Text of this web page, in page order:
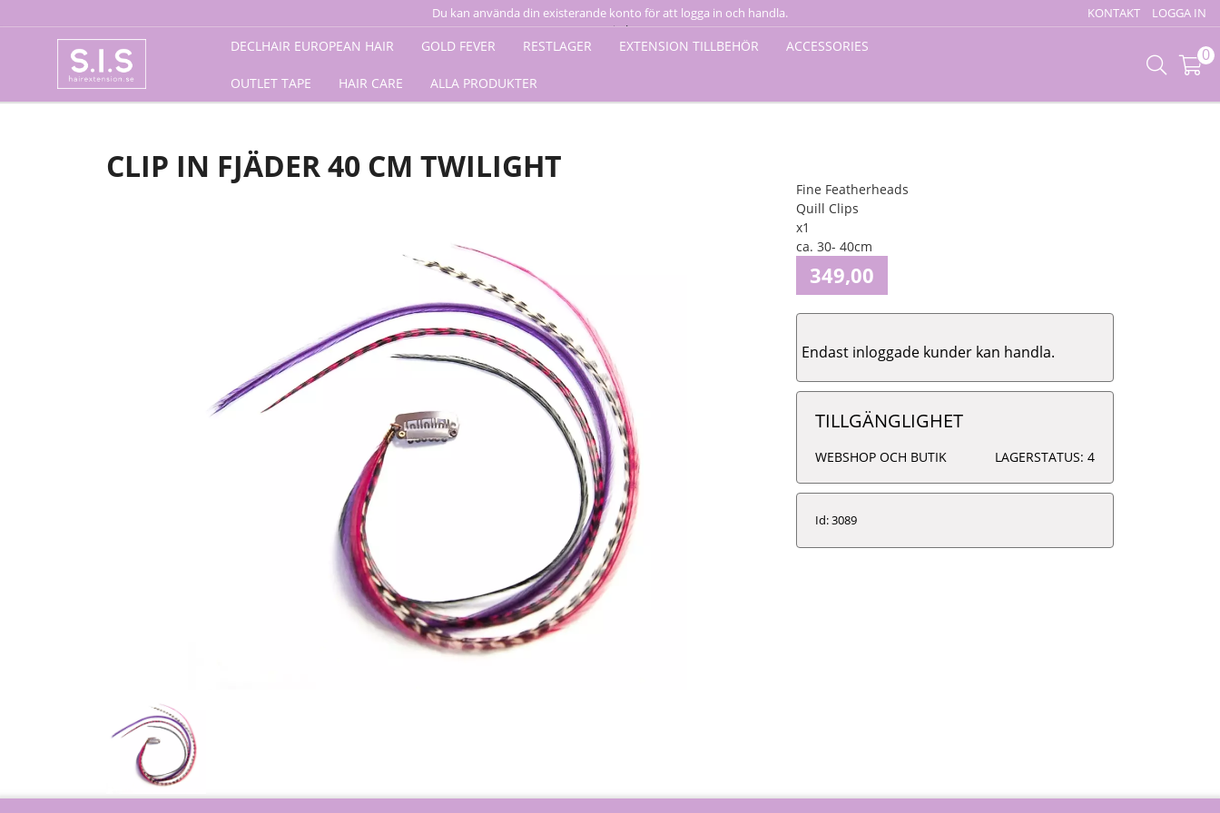
Du kan använda din existerande konto för att logga in och handla.
Logga in här
KONTAKT LOGGA IN
DECLHAIR EUROPEAN HAIR GOLD FEVER RESTLAGER EXTENSION TILLBEHÖR ACCESSORIES
OUTLET TAPE HAIR CARE ALLA PRODUKTER
0
/ Clip in fjäder 40 cm TWILIGHT
CLIP IN FJÄDER 40 CM TWILIGHT
Fine Featherheads
Quill Clips
x1
ca. 30- 40cm
349,00
Endast inloggade kunder kan handla.
TILLGÄNGLIGHET
WEBSHOP OCH BUTIK LAGERSTATUS: 4
Id: 3089